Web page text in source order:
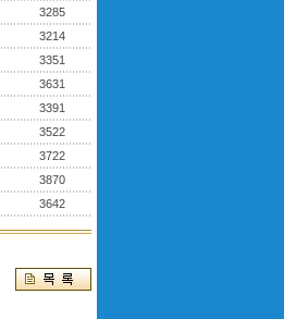
3285
3214
3351
3631
3391
3522
3722
3870
3642